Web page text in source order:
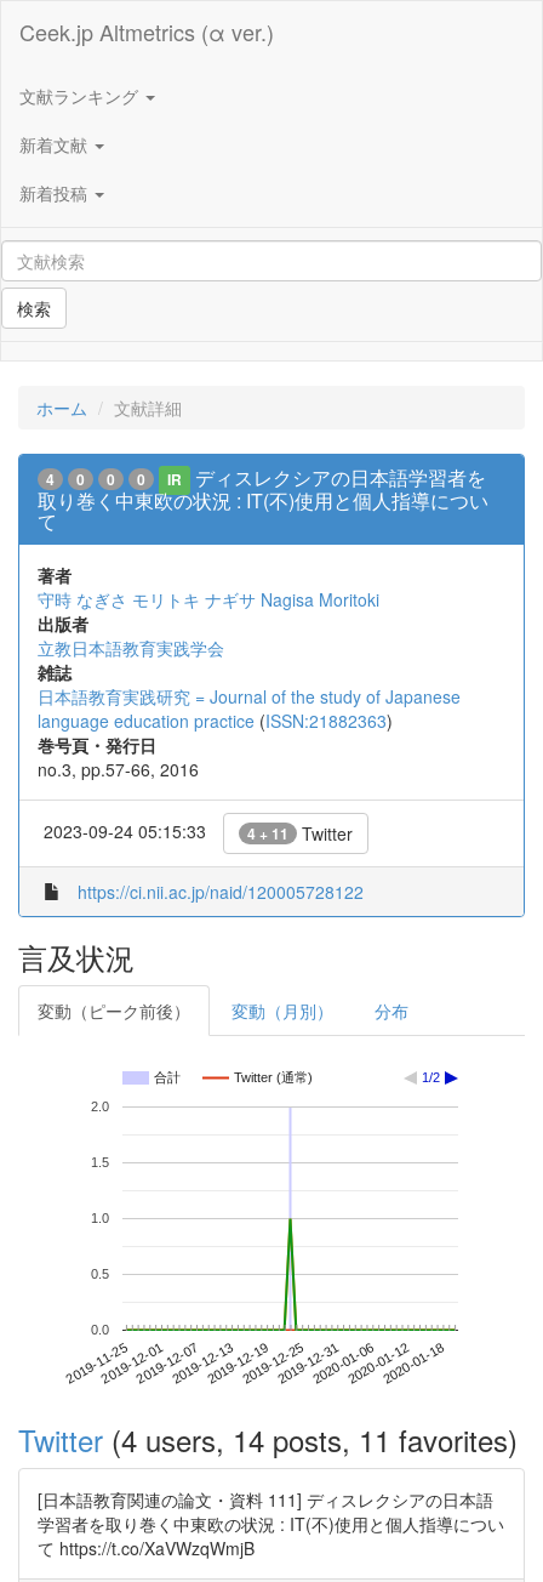
Ceek.jp Altmetrics (α ver.)
文献ランキング
新着文献
新着投稿
検索
ホーム 文献詳細
4 0 0 0 IR
ディスレクシアの日本語学習者を
取り巻く中東欧の状況 : IT(不)使用と個人指導につい
て
著者
守時 なぎさ モリトキ ナギサ Nagisa Moritoki
出版者
立教日本語教育実践学会
雑誌
日本語教育実践研究 = Journal of the study of Japanese
language education practice (ISSN:21882363)
巻号頁・発行日
no.3, pp.57-66, 2016
2023-09-24 05:15:33 4 + 11 Twitter
https://ci.nii.ac.jp/naid/120005728122
言及状況
変動（ピーク前後） 変動（月別） 分布
合計 Twitter (通常) 1/2
2019-11-252019-12-012019-12-072019-12-132019-12-192019-12-252019-12-312020-01-062020-01-122020-01-18
0.0
0.5
1.0
1.5
2.0
Twitter (4 users, 14 posts, 11 favorites)
[日本語教育関連の論文・資料 111] ディスレクシアの日本語
学習者を取り巻く中東欧の状況 : IT(不)使用と個人指導につい
て https://t.co/XaVWzqWmjB